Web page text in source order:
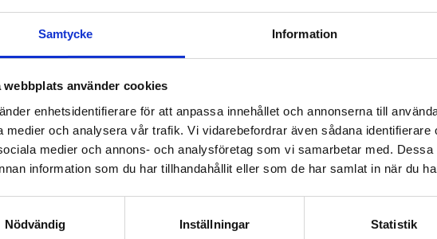
Samtycke Information
webbplats använder cookies
enhetsidentifierare för att anpassa innehållet och annonserna till
medier och analysera vår trafik. Vi vidarebefordrar även sådana identifierare
medier och annons- och analysföretag som vi samarbetar med.
information som du har tillhandahållit eller som de har samlat in när du
Nödvändig
Inställningar Statistik
Tjocklek: 5-
Ger
Denna
lämplig för